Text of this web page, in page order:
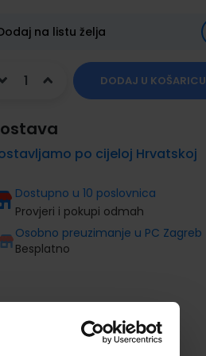
na listu želja
DODAJ U KOŠARICU
po cijeloj Hrvatskoj
Dostupno u 10 poslovnica
Provjeri i pokupi odmah
Osobno preuzimanje u PC Zagreb
Besplatno